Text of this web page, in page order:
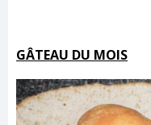
GÂTEAU DU MOIS